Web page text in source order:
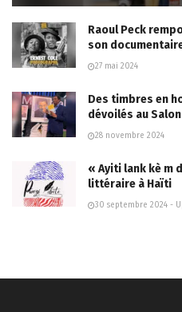
Raoul Peck
son
27 mai 2024
Des timbres en
dévoilés au
28 novembre 2024
« Ayiti lank kè m
littéraire à Haïti
30 septembre 2024 -